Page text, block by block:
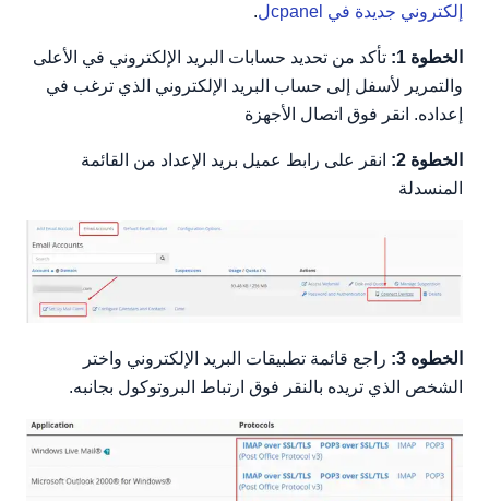
إلكتروني جديدة في cpanel
ل.
الخطوة 1:
تأكد من تحديد حسابات البريد الإلكتروني في الأعلى
والتمرير لأسفل إلى حساب البريد الإلكتروني الذي ترغب في
إعداده. انقر فوق اتصال الأجهزة
الخطوة 2:
انقر على رابط عميل بريد الإعداد من القائمة
المنسدلة
الخطوه 3:
راجع قائمة تطبيقات البريد الإلكتروني واختر
الشخص الذي تريده بالنقر فوق ارتباط البروتوكول بجانبه.